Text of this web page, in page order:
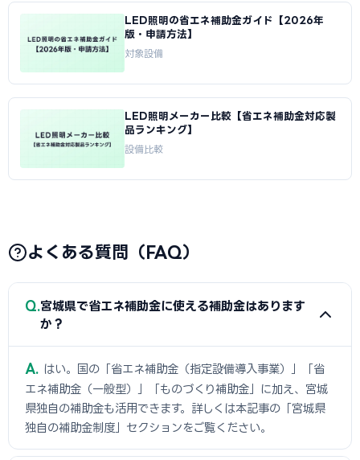
LED照明の省エネ補助金ガイド【2026年
版・申請方法】
対象設備
LED照明メーカー比較【省エネ補助金対応製
品ランキング】
設備比較
よくある質問（FAQ）
Q 宮城県で省エネ補助金に使える補助金はあります
か？
A
はい。国の「省エネ補助金（指定設備導入事業）」「省
エネ補助金（一般型）」「ものづくり補助金」に加え、宮城
県独自の補助金も活用できます。詳しくは本記事の「宮城県
独自の補助金制度」セクションをご覧ください。